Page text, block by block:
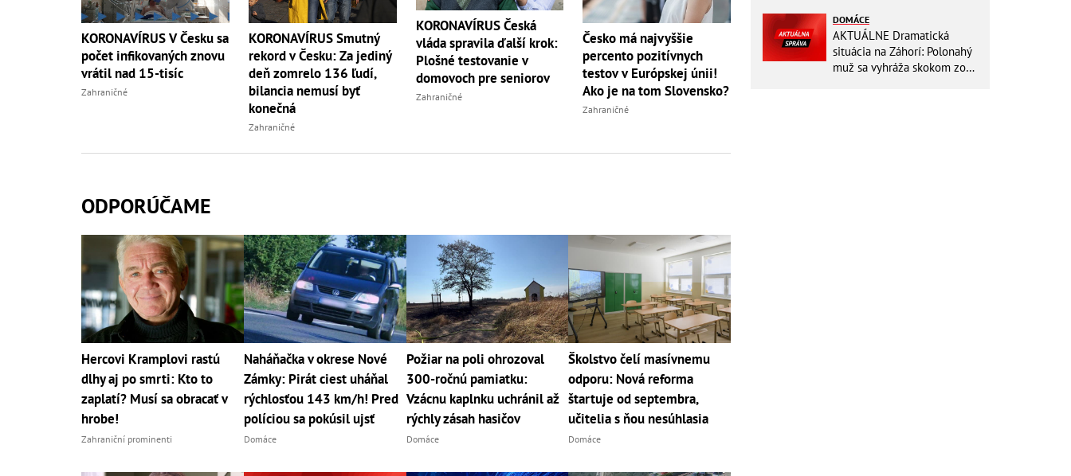
KORONAVÍRUS V Česku sa
počet infikovaných znovu
vrátil nad 15-tisíc
Zahraničné
KORONAVÍRUS Smutný
rekord v Česku: Za jediný
deň zomrelo 136 ľudí,
bilancia nemusí byť
konečná
Zahraničné
KORONAVÍRUS Česká
vláda spravila ďalší krok:
Plošné testovanie v
domovoch pre seniorov
Zahraničné
Česko má najvyššie
percento pozitívnych
testov v Európskej únii!
Ako je na tom Slovensko?
Zahraničné
ODPORÚČAME
Hercovi Kramplovi rastú
dlhy aj po smrti: Kto to
zaplatí? Musí sa obracať v
hrobe!
Zahraniční prominenti
Naháňačka v okrese Nové
Zámky: Pirát ciest uháňal
rýchlosťou 143 km/h! Pred
políciou sa pokúsil ujsť
Domáce
Požiar na poli ohrozoval
300-ročnú pamiatku:
Vzácnu kaplnku uchránil až
rýchly zásah hasičov
Domáce
Školstvo čelí masívnemu
odporu: Nová reforma
štartuje od septembra,
učitelia s ňou nesúhlasia
Domáce
basou!
DOMÁCE
AKTUÁLNE Dramatická
situácia na Záhorí: Polonahý
muž sa vyhráža skokom zo